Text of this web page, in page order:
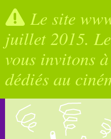
Le site
juillet 2015.
vous invitons
dédiés au